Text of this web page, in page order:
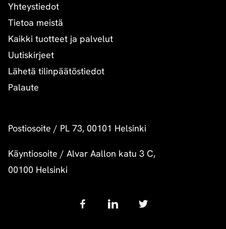
Yhteystiedot
Tietoa meistä
Kaikki tuotteet ja palvelut
Uutiskirjeet
Lähetä tilinpäätöstiedot
Palaute
Postiosoite / PL 73, 00101 Helsinki
Käyntiosoite / Alvar Aallon katu 3 C,
00100 Helsinki